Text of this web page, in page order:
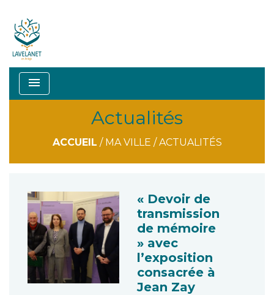
menu
Actualités
ACCUEIL / MA VILLE /ACTUALITÉS
« Devoir de
transmission
de mémoire
» avec
l’exposition
consacrée à
Jean Zay